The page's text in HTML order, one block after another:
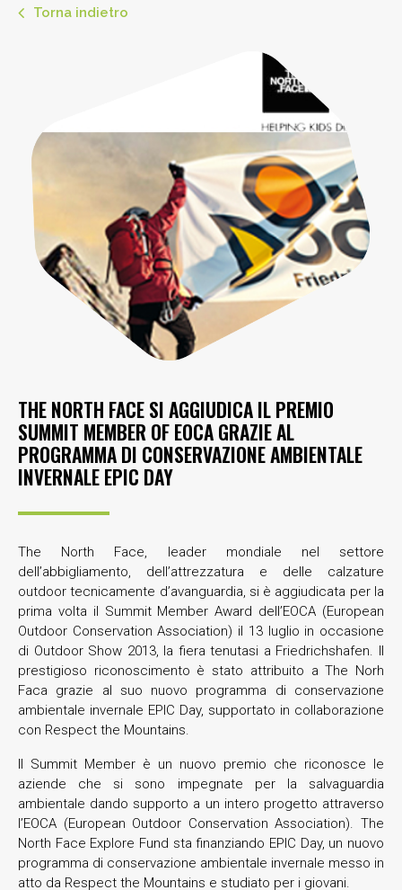
Torna indietro
THE NORTH FACE SI AGGIUDICA IL PREMIO
SUMMIT MEMBER OF EOCA GRAZIE AL
PROGRAMMA DI CONSERVAZIONE AMBIENTALE
INVERNALE EPIC DAY
The North Face, leader mondiale nel settore
dell’abbigliamento, dell’attrezzatura e delle calzature
outdoor tecnicamente d’avanguardia, si è aggiudicata per la
prima volta il Summit Member Award dell’EOCA (European
Outdoor Conservation Association) il 13 luglio in occasione
di Outdoor Show 2013, la fiera tenutasi a Friedrichshafen. Il
prestigioso riconoscimento è stato attribuito a The Norh
Faca grazie al suo nuovo programma di conservazione
ambientale invernale EPIC Day, supportato in collaborazione
con Respect the Mountains.
Il Summit Member è un nuovo premio che riconosce le
aziende che si sono impegnate per la salvaguardia
ambientale dando supporto a un intero progetto attraverso
l’EOCA (European Outdoor Conservation Association). The
North Face Explore Fund sta finanziando EPIC Day, un nuovo
programma di conservazione ambientale invernale messo in
atto da Respect the Mountains e studiato per i giovani.